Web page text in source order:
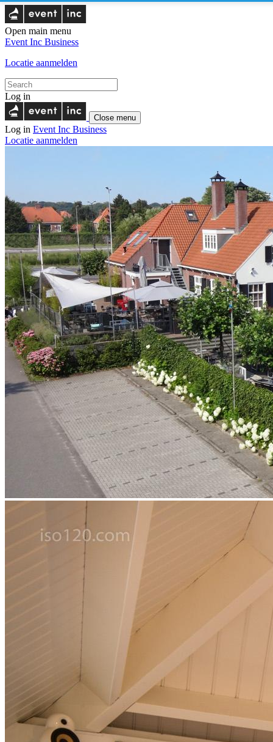
Open main menu
Event Inc Business
Locatie aanmelden
Log in
Close menu
Log in Event Inc Business
Locatie aanmelden